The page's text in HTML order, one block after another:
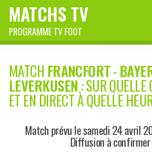
MATCHS TV
PROGRAMME TV FOOT
MATCH FRANCFORT-
LEVERKUSEN: SUR
ET EN DIRECT À QUELLE
Match prévu le samedi 24 avril
Diffusion à confirmer